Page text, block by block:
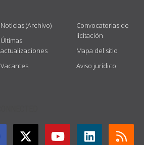
Noticias (Archivo)
Últimas
actualizaciones
Vacantes
Convocatorias de
licitación
Mapa del sitio
Aviso jurídico